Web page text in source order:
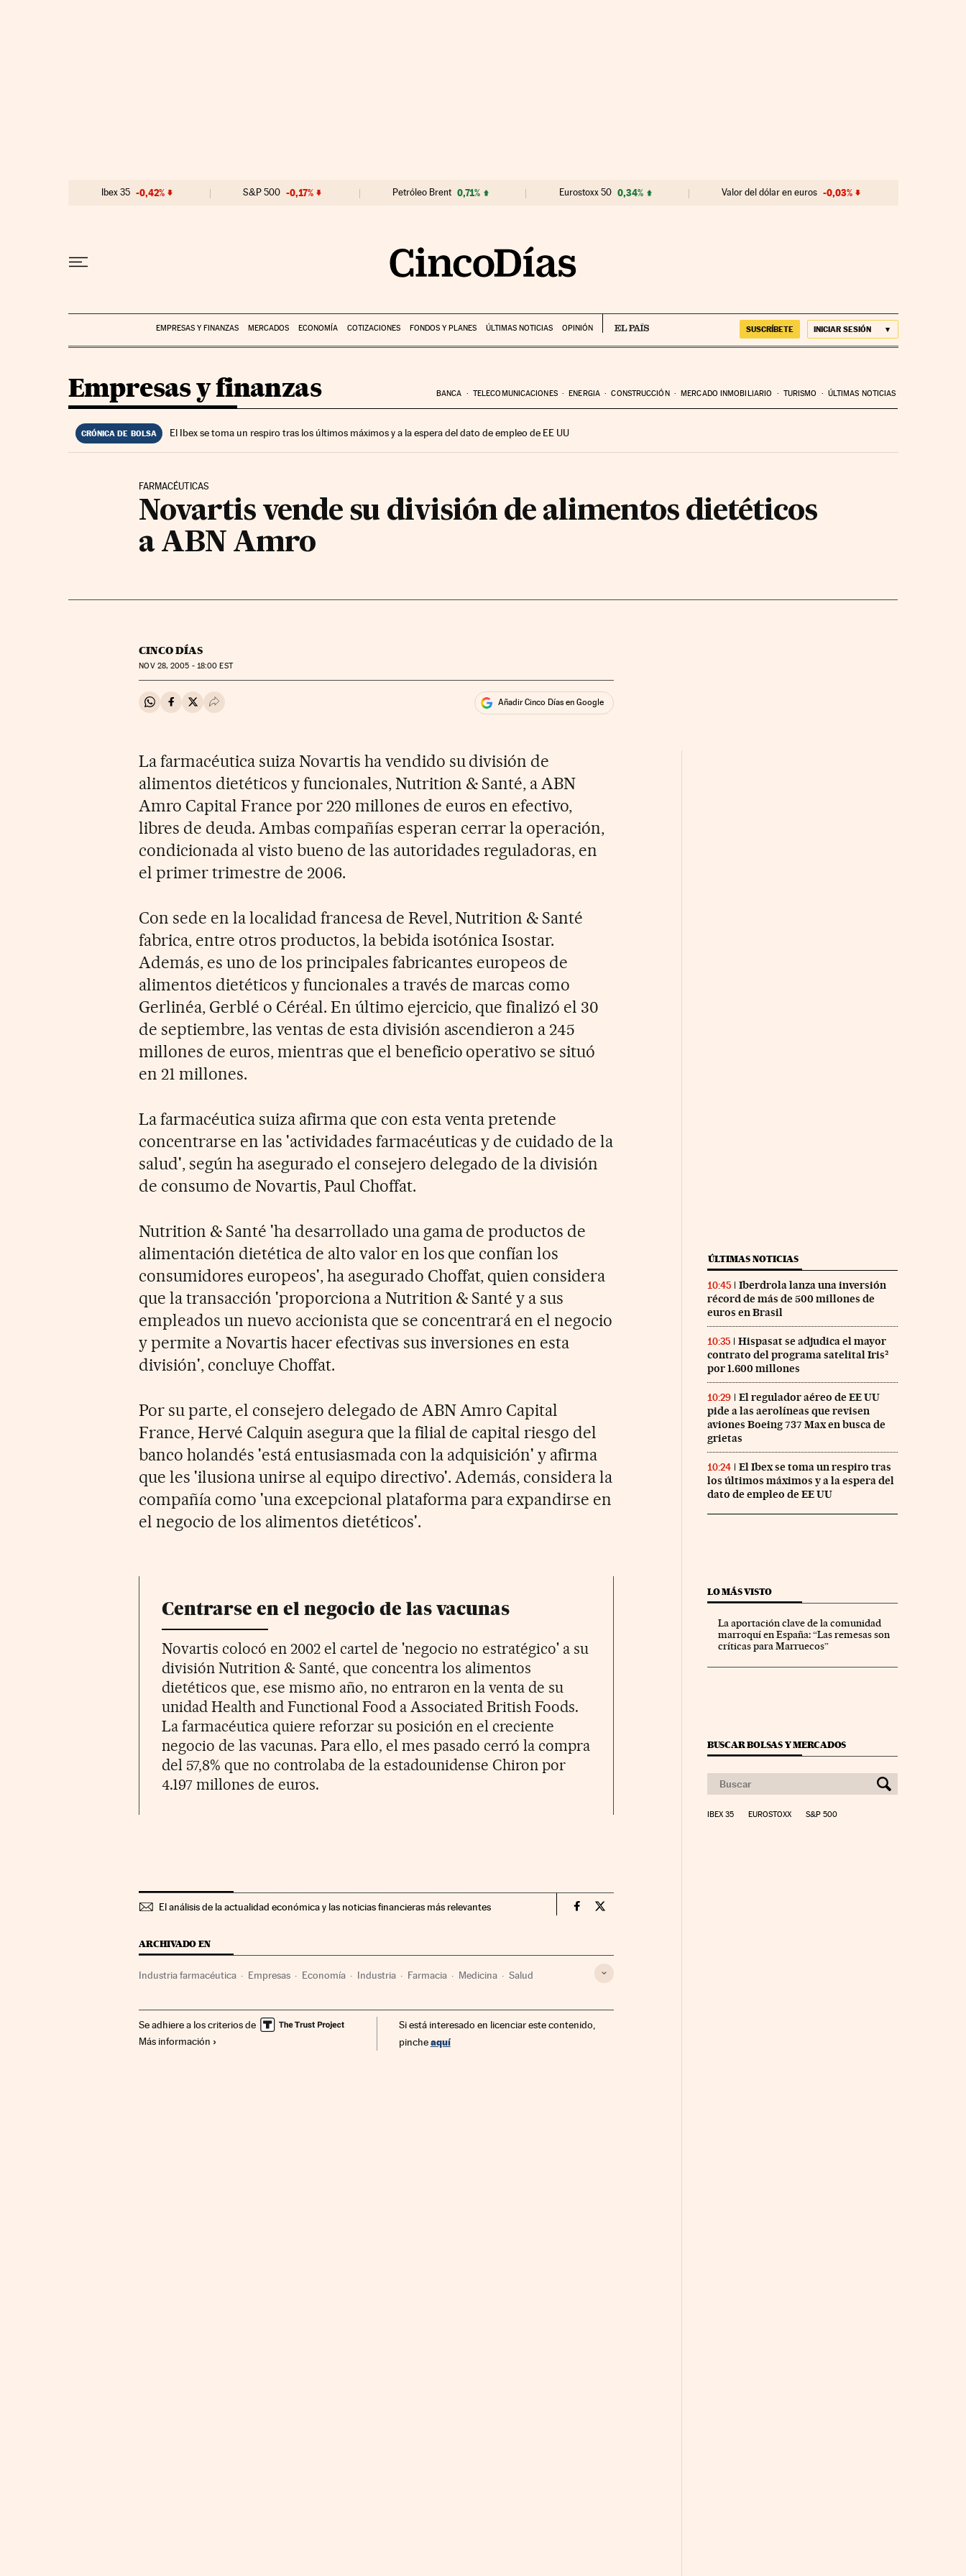
Ibex 35 -0,42% S&P 500 -0,17% Petróleo Brent 0,71% Eurostoxx 50 0,34% Valor del dólar en euros -0,03%
EMPRESAS Y FINANZAS MERCADOS ECONOMÍA COTIZACIONES FONDOS Y PLANES ÚLTIMAS NOTICIAS OPINIÓN SUSCRÍBETE INICIAR SESIÓN
Empresas y finanzas BANCA TELECOMUNICACIONES ENERGIA CONSTRUCCIÓN MERCADO INMOBILIARIO TURISMO ÚLTIMAS NOTICIAS
CRÓNICA DE BOLSA El Ibex se toma un respiro tras los últimos máximos y a la espera del dato de empleo de EE UU
FARMACÉUTICAS
Novartis vende su división de alimentos dietéticos
a ABN Amro
CINCO DÍAS
NOV28, 2005 - 18:00 EST
Compartir en Whatsapp
Compartir en Facebook
Compartir en Twitter
Desplegar Redes Sociales Añadir Cinco Días en Google
La farmacéutica suiza Novartis ha vendido su división de
alimentos dietéticos y funcionales, Nutrition & Santé, a ABN
Amro Capital France por 220 millones de euros en efectivo,
libres de deuda. Ambas compañías esperan cerrar la operación,
condicionada al visto bueno de las autoridades reguladoras, en
el primer trimestre de 2006.
Con sede en la localidad francesa de Revel, Nutrition & Santé
fabrica, entre otros productos, la bebida isotónica Isostar.
Además, es uno de los principales fabricantes europeos de
alimentos dietéticos y funcionales a través de marcas como
Gerlinéa, Gerblé o Céréal. En último ejercicio, que finalizó el 30
de septiembre, las ventas de esta división ascendieron a 245
millones de euros, mientras que el beneficio operativo se situó
en 21 millones.
La farmacéutica suiza afirma que con esta venta pretende
concentrarse en las 'actividades farmacéuticas y de cuidado de la
salud', según ha asegurado el consejero delegado de la división
de consumo de Novartis, Paul Choffat.
Nutrition & Santé 'ha desarrollado una gama de productos de
alimentación dietética de alto valor en los que confían los
consumidores europeos', ha asegurado Choffat, quien considera
que la transacción 'proporciona a Nutrition & Santé y a sus
empleados un nuevo accionista que se concentrará en el negocio
y permite a Novartis hacer efectivas sus inversiones en esta
división', concluye Choffat.
Por su parte, el consejero delegado de ABN Amro Capital
France, Hervé Calquin asegura que la filial de capital riesgo del
banco holandés 'está entusiasmada con la adquisición' y afirma
que les 'ilusiona unirse al equipo directivo'. Además, considera la
compañía como 'una excepcional plataforma para expandirse en
el negocio de los alimentos dietéticos'.
Centrarse en el negocio de las vacunas
Novartis colocó en 2002 el cartel de 'negocio no estratégico' a su
división Nutrition & Santé, que concentra los alimentos
dietéticos que, ese mismo año, no entraron en la venta de su
unidad Health and Functional Food a Associated British Foods.
La farmacéutica quiere reforzar su posición en el creciente
negocio de las vacunas. Para ello, el mes pasado cerró la compra
del 57,8% que no controlaba de la estadounidense Chiron por
4.197 millones de euros.
El análisis de la actualidad económica y las noticias financieras más relevantes Companias Cinco Días en Facebook
Companias Cinco Días en Twitter
ARCHIVADO EN
Industria farmacéutica Empresas Economía Industria Farmacia Medicina Salud
Se adhiere a los criterios de
Más información
Si está interesado en licenciar este contenido,
pincheaquí
ÚLTIMAS NOTICIAS
10:45
Iberdrola lanza una inversión
récord de más de 500 millones de
euros en Brasil
10:35
Hispasat se adjudica el mayor
contrato del programa satelital Iris²
por 1.600 millones
10:29
El regulador aéreo de EE UU
pide a las aerolíneas que revisen
aviones Boeing 737 Max en busca de
grietas
10:24
El Ibex se toma un respiro tras
los últimos máximos y a la espera del
dato de empleo de EE UU
LO MÁS VISTO
La aportación clave de la comunidad
marroquí en España: “Las remesas son
críticas para Marruecos”
BUSCAR BOLSAS Y MERCADOS
IBEX 35 EUROSTOXX S&P 500